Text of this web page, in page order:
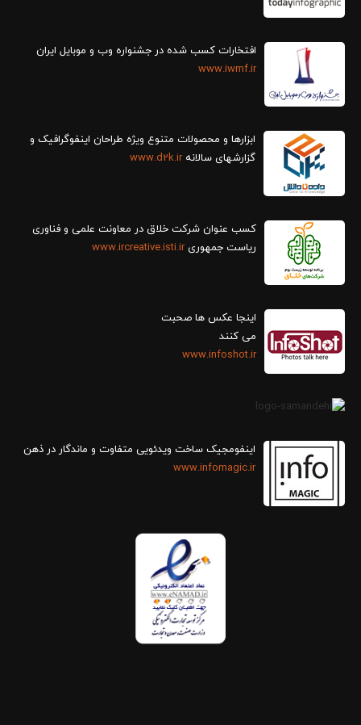
افتخارات کسب شده در جشنواره وب و موبایل ایران
www.iwmf.ir
ابزارها و محصولات متنوع ویژه طراحان اینفوگرافیک و
گزارش‎های سالانه
www.d2k.ir
کسب عنوان شرکت خلاق در معاونت علمی و فناوری
ریاست جمهوریwww.ircreative.isti.ir
اینجا عکس ها صحبت
می کنند
www.infoshot.ir
اینفومجیک ساخت ویدئویی متفاوت و ماندگار در ذهن
www.infomagic.ir